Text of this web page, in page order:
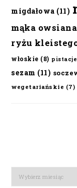
migdałowa (11)
mąka owsiana
ryżu
włoskie (8) pistacje
sezam (11)
wegetariańskie (7)
Archiwa